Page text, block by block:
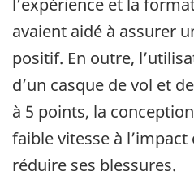
avaient aidé à assurer
positif. En outre,
d’un casque de vol et
à 5 points, la
faible vitesse à
réduire ses blessures.